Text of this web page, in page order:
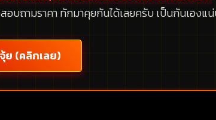
อบถามราคา ทักมาคุยกันได้เลยครับ เป็นกันเองแ
ย (คลิกเลย)